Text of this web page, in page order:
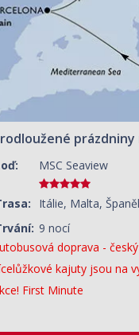
prázdniny
MSC Seaview
Itálie, Malta,
9 nocí
doprava -
kajuty jsou na
First Minute